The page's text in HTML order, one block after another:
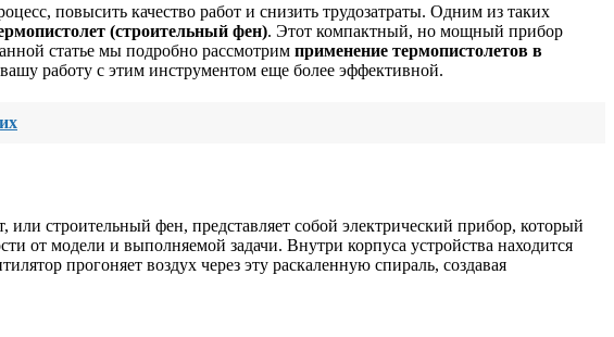
повысить качество работ и снизить трудозатраты. Одним из таких
(строительный фен). Этот компактный, но мощный прибор
статье мы подробно рассмотрим применение термопистолетов в
работу с этим инструментом еще более эффективной.
строительный фен, представляет собой электрический прибор, который
от модели и выполняемой задачи. Внутри корпуса устройства находится
прогоняет воздух через эту раскаленную спираль, создавая